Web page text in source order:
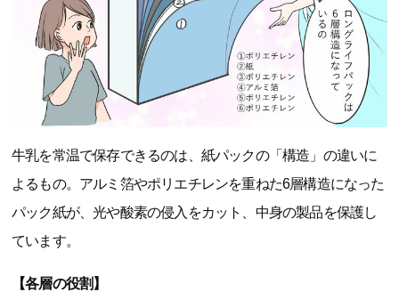
牛乳を常温で保存できるのは、紙パックの「構造」の違いに
よるもの。アルミ箔やポリエチレンを重ねた6層構造になった
パック紙が、光や酸素の侵入をカット、中身の製品を保護し
ています。
【各層の役割】